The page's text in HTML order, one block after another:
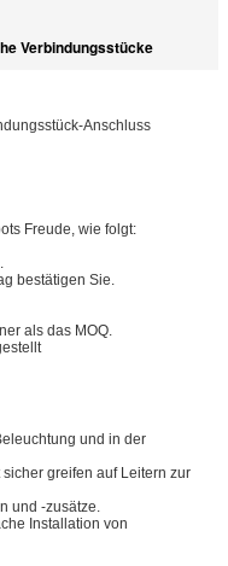
Verbindungsstücke
Anschluss
Freude, wie folgt:
bestätigen Sie.
als das MOQ.
und in der
greifen auf Leitern zur
und -zusätze.
Installation von